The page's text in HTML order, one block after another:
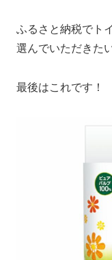
ふるさと納税でト
選んでいただきた
最後はこれです！